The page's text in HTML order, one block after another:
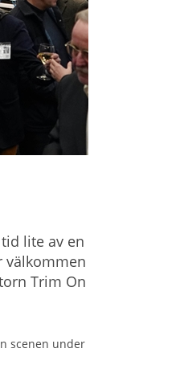
lite av en
välkommen
Trim On
scenen under